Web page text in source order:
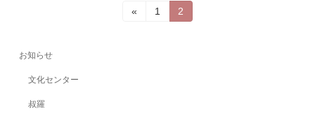
の
«
固1
固
定
2
お知らせ
文化センター
叔羅